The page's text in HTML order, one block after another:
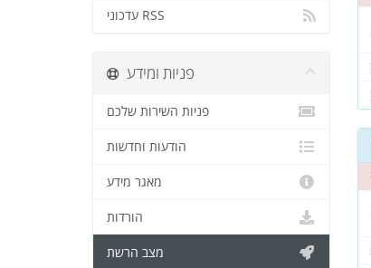
עדכוני RSS
פניות ומידע
פניות השירות שלכם
הודעות וחדשות
מאגר מידע
הורדות
מצב הרשת